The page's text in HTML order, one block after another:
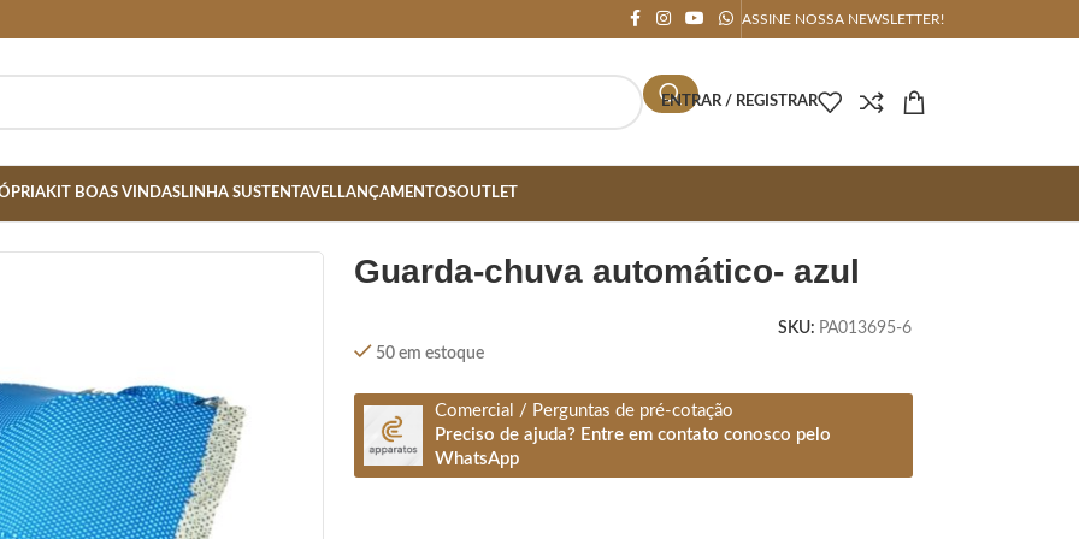
ASSINE NOSSA NEWSLETTER!
ENTRAR / REGISTRAR
KIT BOAS VINDASLINHA SUSTENTAVELLANÇAMENTOSOUTLET
guarda-chuva automático- azul
SKU: PA013695-6
50 em estoque
Comercial / Perguntas de pré-cotação
Preciso de ajuda? Entre em contato conosco pelo
WhatsApp